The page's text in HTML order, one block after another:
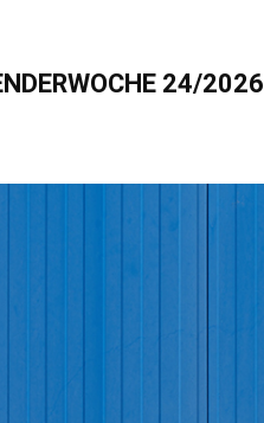
24/2026